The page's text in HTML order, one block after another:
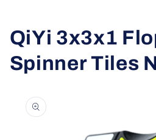
QiYi 3x3x1
Spinner Tiles
información